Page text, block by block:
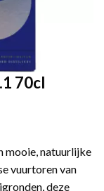
70cl
mooie, natuurlijke
vuurtoren van
deze